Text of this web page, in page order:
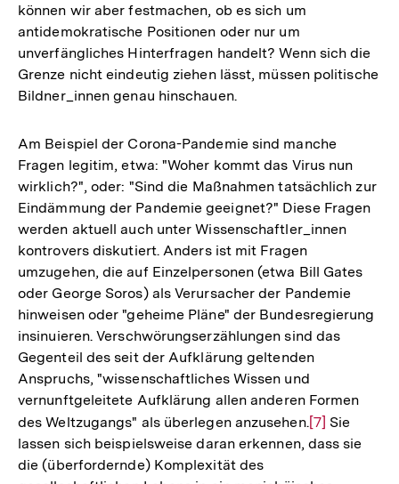
können wir aber festmachen, ob es sich um
antidemokratische Positionen oder nur um
unverfängliches Hinterfragen handelt? Wenn sich die
Grenze nicht eindeutig ziehen lässt, müssen politische
Bildner_innen genau hinschauen.
Am Beispiel der Corona-Pandemie sind manche
Fragen legitim, etwa: "Woher kommt das Virus nun
wirklich?", oder: "Sind die Maßnahmen tatsächlich zur
Eindämmung der Pandemie geeignet?" Diese Fragen
werden aktuell auch unter Wissenschaftler_innen
kontrovers diskutiert. Anders ist mit Fragen
umzugehen, die auf Einzelpersonen (etwa Bill Gates
oder George Soros) als Verursacher der Pandemie
hinweisen oder "geheime Pläne" der Bundesregierung
insinuieren. Verschwörungserzählungen sind das
Gegenteil des seit der Aufklärung geltenden
Anspruchs, "wissenschaftliches Wissen und
vernunftgeleitete Aufklärung allen anderen Formen
des Weltzugangs" als überlegen anzusehen.Zur
Auflösung
[7] Sie
lassen sich beispielsweise daran erkennen, dass sie
die (überfordernde) Komplexität des